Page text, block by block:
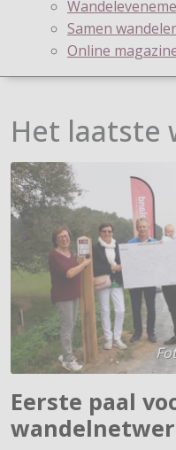
Samen
Online
Het laatste
Eerste paal